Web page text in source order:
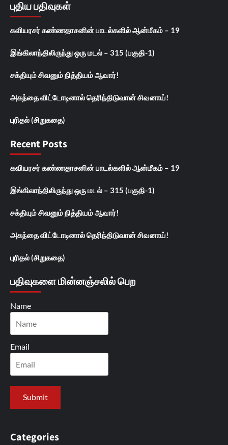
புதிய பதிவுகள்
கவியரசர் கண்ணதாசனின் பாடல்களில் ஆன்மீகம் – 19
இங்கிலாந்திலிருந்து ஒரு மடல் – 315 (பகுதி-1)
சக்தியும் சிவனும் நித்தியம் ஆவார்!
அகந்தை விட்டோடினால் தெரிந்திடுவான் சிவனாய்!
புரிதல் (சிறுகதை)
Recent Posts
கவியரசர் கண்ணதாசனின் பாடல்களில் ஆன்மீகம் – 19
இங்கிலாந்திலிருந்து ஒரு மடல் – 315 (பகுதி-1)
சக்தியும் சிவனும் நித்தியம் ஆவார்!
அகந்தை விட்டோடினால் தெரிந்திடுவான் சிவனாய்!
புரிதல் (சிறுகதை)
பதிவுகளை மின்னஞ்சலில் பெற
Name
Email
Categories